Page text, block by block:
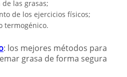
las grasas;
de los ejercicios físicos;
termogénico.
: los mejores métodos para
grasa de forma segura